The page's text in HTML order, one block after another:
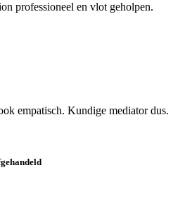
professioneel en vlot geholpen.
empatisch. Kundige mediator dus.